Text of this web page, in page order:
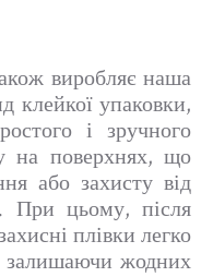
виробляє наша
клейкої упаковки,
і зручного
на поверхнях, що
або захисту від
При цьому, після
плівки легко
залишаючи жодних